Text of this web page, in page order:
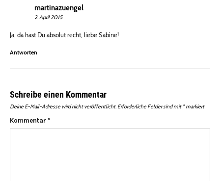
martinazuengel
2. April 2015
Ja, da hast Du absolut recht, liebe Sabine!
Antworten
Schreibe einen Kommentar
Deine E-Mail-Adresse wird nicht veröffentlicht. Erforderliche Felder sind mit *markiert
Kommentar *